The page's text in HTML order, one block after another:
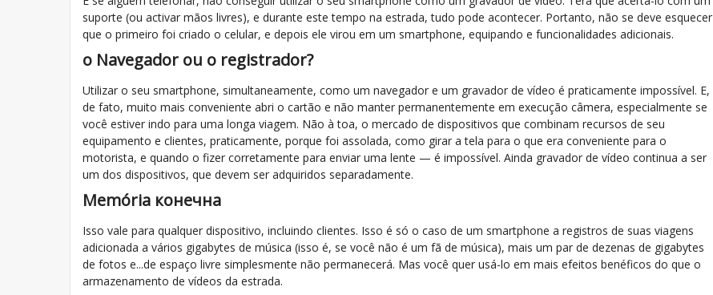
suporte (ou activar mãos livres), e durante este tempo na estrada, tudo pode acontecer. Portanto, não se deve esquecer
que o primeiro foi criado o celular, e depois ele virou em um smartphone, equipando e funcionalidades adicionais.
o Navegador ou o registrador?
Utilizar o seu smartphone, simultaneamente, como um navegador e um gravador de vídeo é praticamente impossível. E,
de fato, muito mais conveniente abri o cartão e não manter permanentemente em execução câmera, especialmente se
você estiver indo para uma longa viagem. Não à toa, o mercado de dispositivos que combinam recursos de seu
equipamento e clientes, praticamente, porque foi assolada, como girar a tela para o que era conveniente para o
motorista, e quando o fizer corretamente para enviar uma lente — é impossível. Ainda gravador de vídeo continua a ser
um dos dispositivos, que devem ser adquiridos separadamente.
Memória конечна
Isso vale para qualquer dispositivo, incluindo clientes. Isso é só o caso de um smartphone a registros de suas viagens
adicionada a vários gigabytes de música (isso é, se você não é um fã de música), mais um par de dezenas de gigabytes
de fotos e...de espaço livre simplesmente não permanecerá. Mas você quer usá-lo em mais efeitos benéficos do que o
armazenamento de vídeos da estrada.